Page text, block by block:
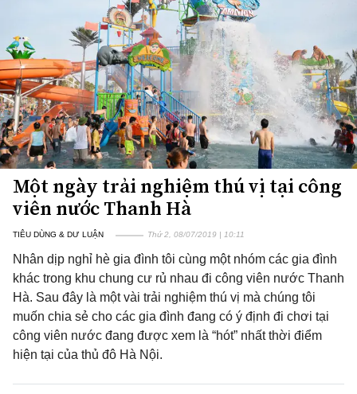
Một ngày trải nghiệm thú vị tại công
viên nước Thanh Hà
TIÊU DÙNG & DƯ LUẬN Thứ 2, 08/07/2019 | 10:11
Nhân dịp nghỉ hè gia đình tôi cùng một nhóm các gia đình
khác trong khu chung cư rủ nhau đi công viên nước Thanh
Hà. Sau đây là một vài trải nghiệm thú vị mà chúng tôi
muốn chia sẻ cho các gia đình đang có ý định đi chơi tại
công viên nước đang được xem là “hót” nhất thời điểm
hiện tại của thủ đô Hà Nội.